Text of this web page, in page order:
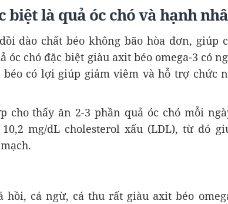
biệt là quả óc chó và hạnh
dào chất béo không bão hòa đơn, giúp
óc chó đặc biệt giàu axit béo omega-3 có
có lợi giúp giảm viêm và hỗ trợ chức
cho thấy ăn 2-3 phần quả óc chó mỗi
mg/dL cholesterol xấu (LDL), từ đó
hồi, cá ngừ, cá thu rất giàu axit béo